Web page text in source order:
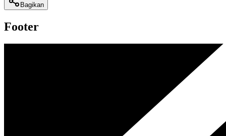
Bagikan
Footer